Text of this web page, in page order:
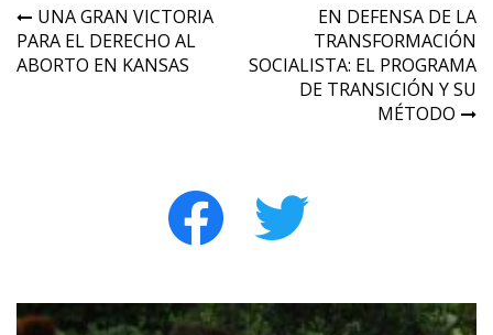
Navegación
de
UNA GRAN VICTORIA
PARA EL DERECHO AL
ABORTO EN KANSAS
EN DEFENSA DE LA
TRANSFORMACIÓN
SOCIALISTA: EL PROGRAMA
DE TRANSICIÓN Y SU
MÉTODO
facebook twitter